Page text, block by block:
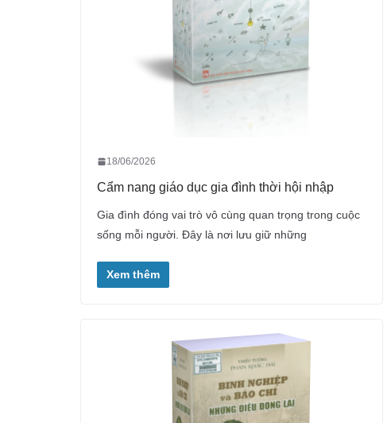
18/06/2026
Cẩm nang giáo dục gia đình thời hội nhập
Gia đình đóng vai trò vô cùng quan trọng trong cuộc
sống mỗi người. Đây là nơi lưu giữ những
Xem thêm